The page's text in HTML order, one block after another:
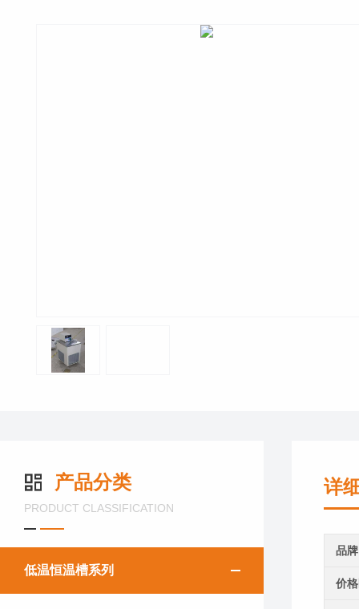
产品分类
PRODUCT CLASSIFICATION
低温恒温槽系列
详
品牌
价